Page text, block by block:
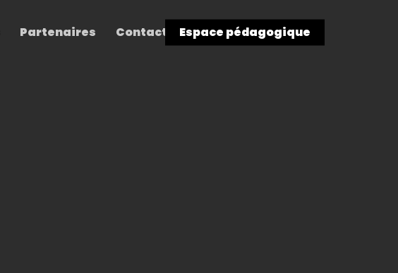
Partenaires Contact Espace pédagogique